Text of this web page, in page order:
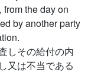
the day on
by another party
しその給付の内
又は不当である